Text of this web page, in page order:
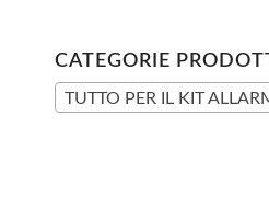
CATEGORIE
TUTTO PER IL KIT ALLARME